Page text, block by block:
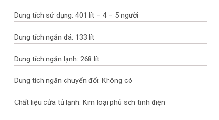
Dung tích sử dụng: 401 lít – 4 – 5 người
Dung tích ngăn đá: 133 lít
Dung tích ngăn lạnh: 268 lít
Dung tích ngăn chuyển đổi: Không có
Chất liệu cửa tủ lạnh: Kim loại phủ sơn tĩnh điện